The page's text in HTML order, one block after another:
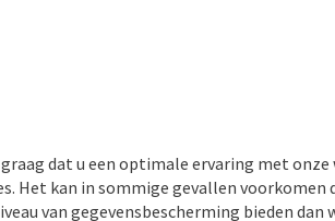
dat u een optimale ervaring met
Het kan in sommige gevallen voorkomen
van gegevensbescherming bieden